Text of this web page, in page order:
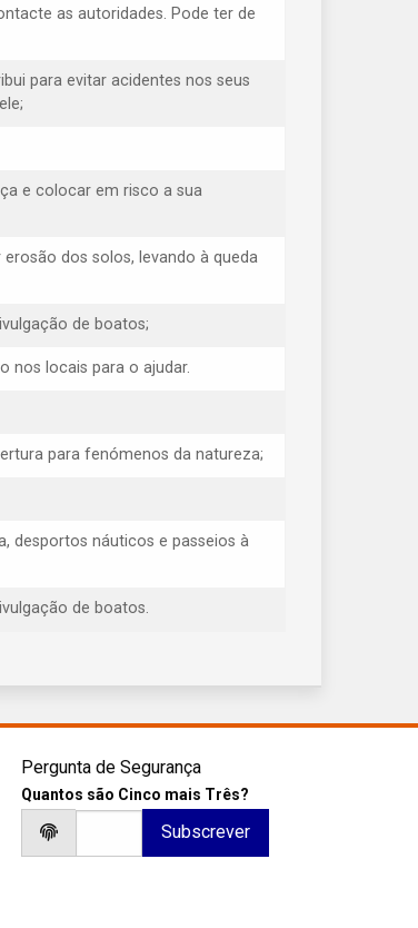
as autoridades. Pode ter de
para evitar acidentes nos seus
e colocar em risco a sua
dos solos, levando à queda
de boatos;
nos locais para o ajudar.
para fenómenos da natureza;
desportos náuticos e passeios à
de boatos.
Pergunta de Segurança
Quantos são Cinco mais Três?